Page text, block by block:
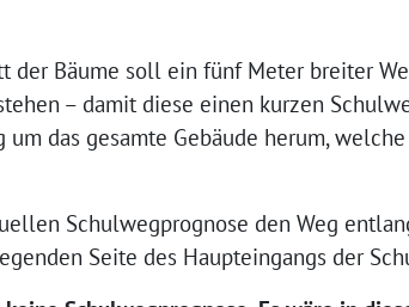
der Bäume soll ein fünf Meter breiter
– damit diese einen kurzen
das gesamte Gebäude herum,
Schulwegprognose den Weg
Seite des Haupteingangs der